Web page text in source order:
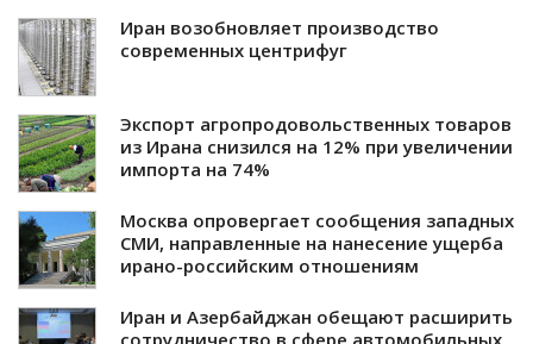
Иран возобновляет производство
современных центрифуг
Экспорт агропродовольственных товаров
из Ирана снизился на 12% при увеличении
импорта на 74%
Москва опровергает сообщения западных
СМИ, направленные на нанесение ущерба
ирано-российским отношениям
Иран и Азербайджан обещают расширить